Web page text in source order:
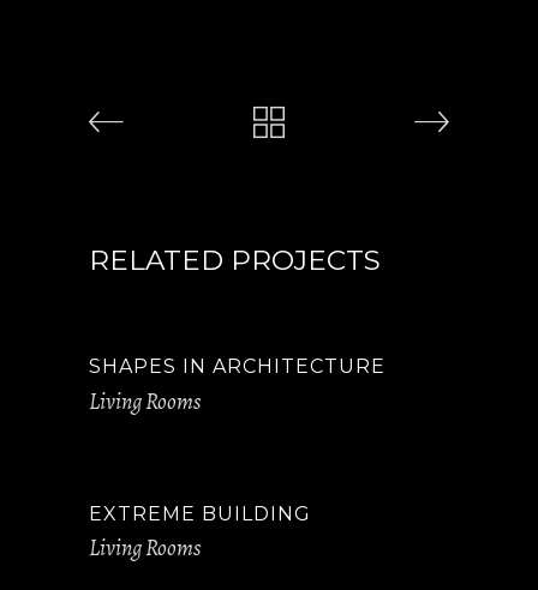
RELATED PROJECTS
SHAPES IN ARCHITECTURE
Living Rooms
EXTREME BUILDING
Living Rooms